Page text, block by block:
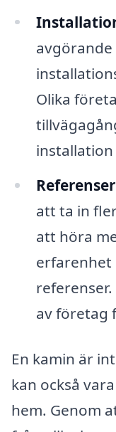
Olika
installation
att ta in
att höra
erfarenhet
av företag
En kamin är
kan också
hem. Genom